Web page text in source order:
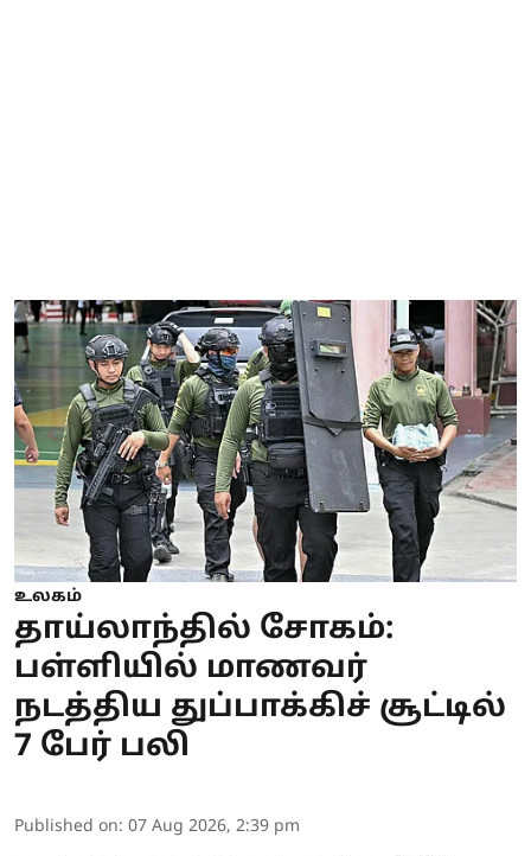
உலகம்
தாய்லாந்தில் சோகம்:
பள்ளியில் மாணவர்
நடத்திய துப்பாக்கிச் சூட்டில்
7 பேர் பலி
Published on: 07 Aug 2026, 2:39 pm